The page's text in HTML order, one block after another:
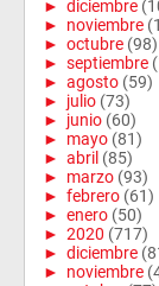
► diciembre
► noviembre
► octubre (98)
► septiembre
► agosto (59)
► julio (73)
► junio (60)
► mayo (81)
► abril (85)
► marzo (93)
► febrero (61)
► enero (50)
► 2020 (717)
► diciembre
► noviembre